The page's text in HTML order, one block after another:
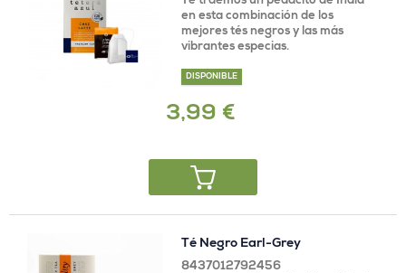
en esta combinación de los
mejores tés negros y las más
vibrantes especias.
DISPONIBLE
3,99 €
Té Negro Earl-Grey
8437012792456